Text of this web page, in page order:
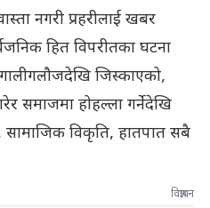
नगरी प्रहरीलाई खबर
हित विपरीतका घटना
जिस्काएको,
समाजमा होहल्ला गर्नेदेखि
विकृति, हातपात सबै
विज्ञापन